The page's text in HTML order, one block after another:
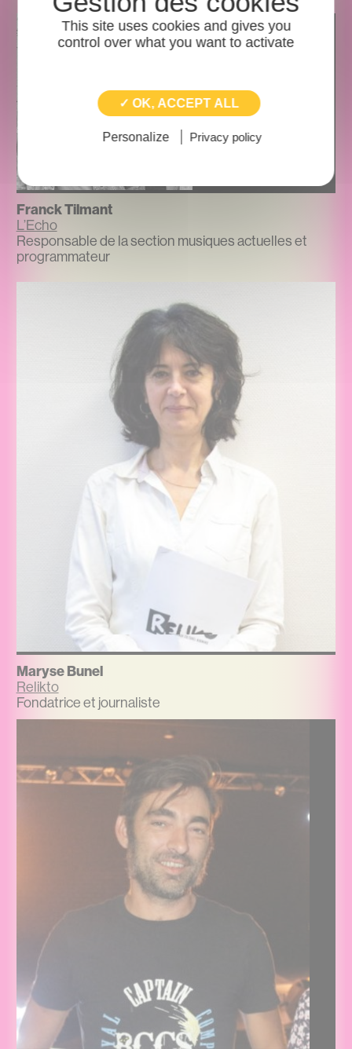
Franck Tilmant
L’Echo
Responsable de la section musiques actuelles et
programmateur
Maryse Bunel
Relikto
Fondatrice et journaliste
This site uses cookies and gives you
control over what you want to activate
✓ OK, ACCEPT ALL
Personalize Privacy policy